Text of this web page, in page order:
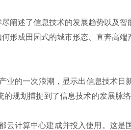
述了信息技术的发展趋势以及
形成田园式的城市形态、直奔高
的一次浪潮，显示出信息技术日
规划捕捉到了信息技术的发展脉
计算中心建成并投入使用。这是